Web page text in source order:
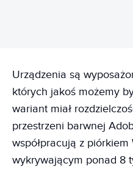
Urządzenia są
których jakoś możemy
wariant miał
przestrzeni barwnej
współpracują z
wykrywającym ponad 8